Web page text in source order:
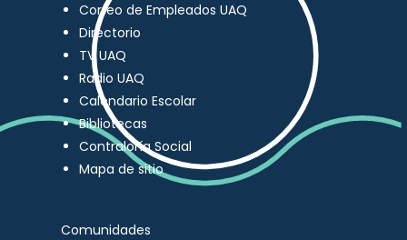
Correo de Empleados UAQ
Directorio
TV UAQ
Radio UAQ
Calendario Escolar
Bibliotecas
Contraloría Social
Mapa de sitio
Comunidades